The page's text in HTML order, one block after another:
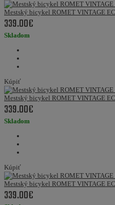
Mestský bicykel ROMET VINTAGE
339.00€
Skladom
Kúpiť
Mestský bicykel ROMET VINTAGE
339.00€
Skladom
Kúpiť
Mestský bicykel ROMET VINTAGE
339.00€